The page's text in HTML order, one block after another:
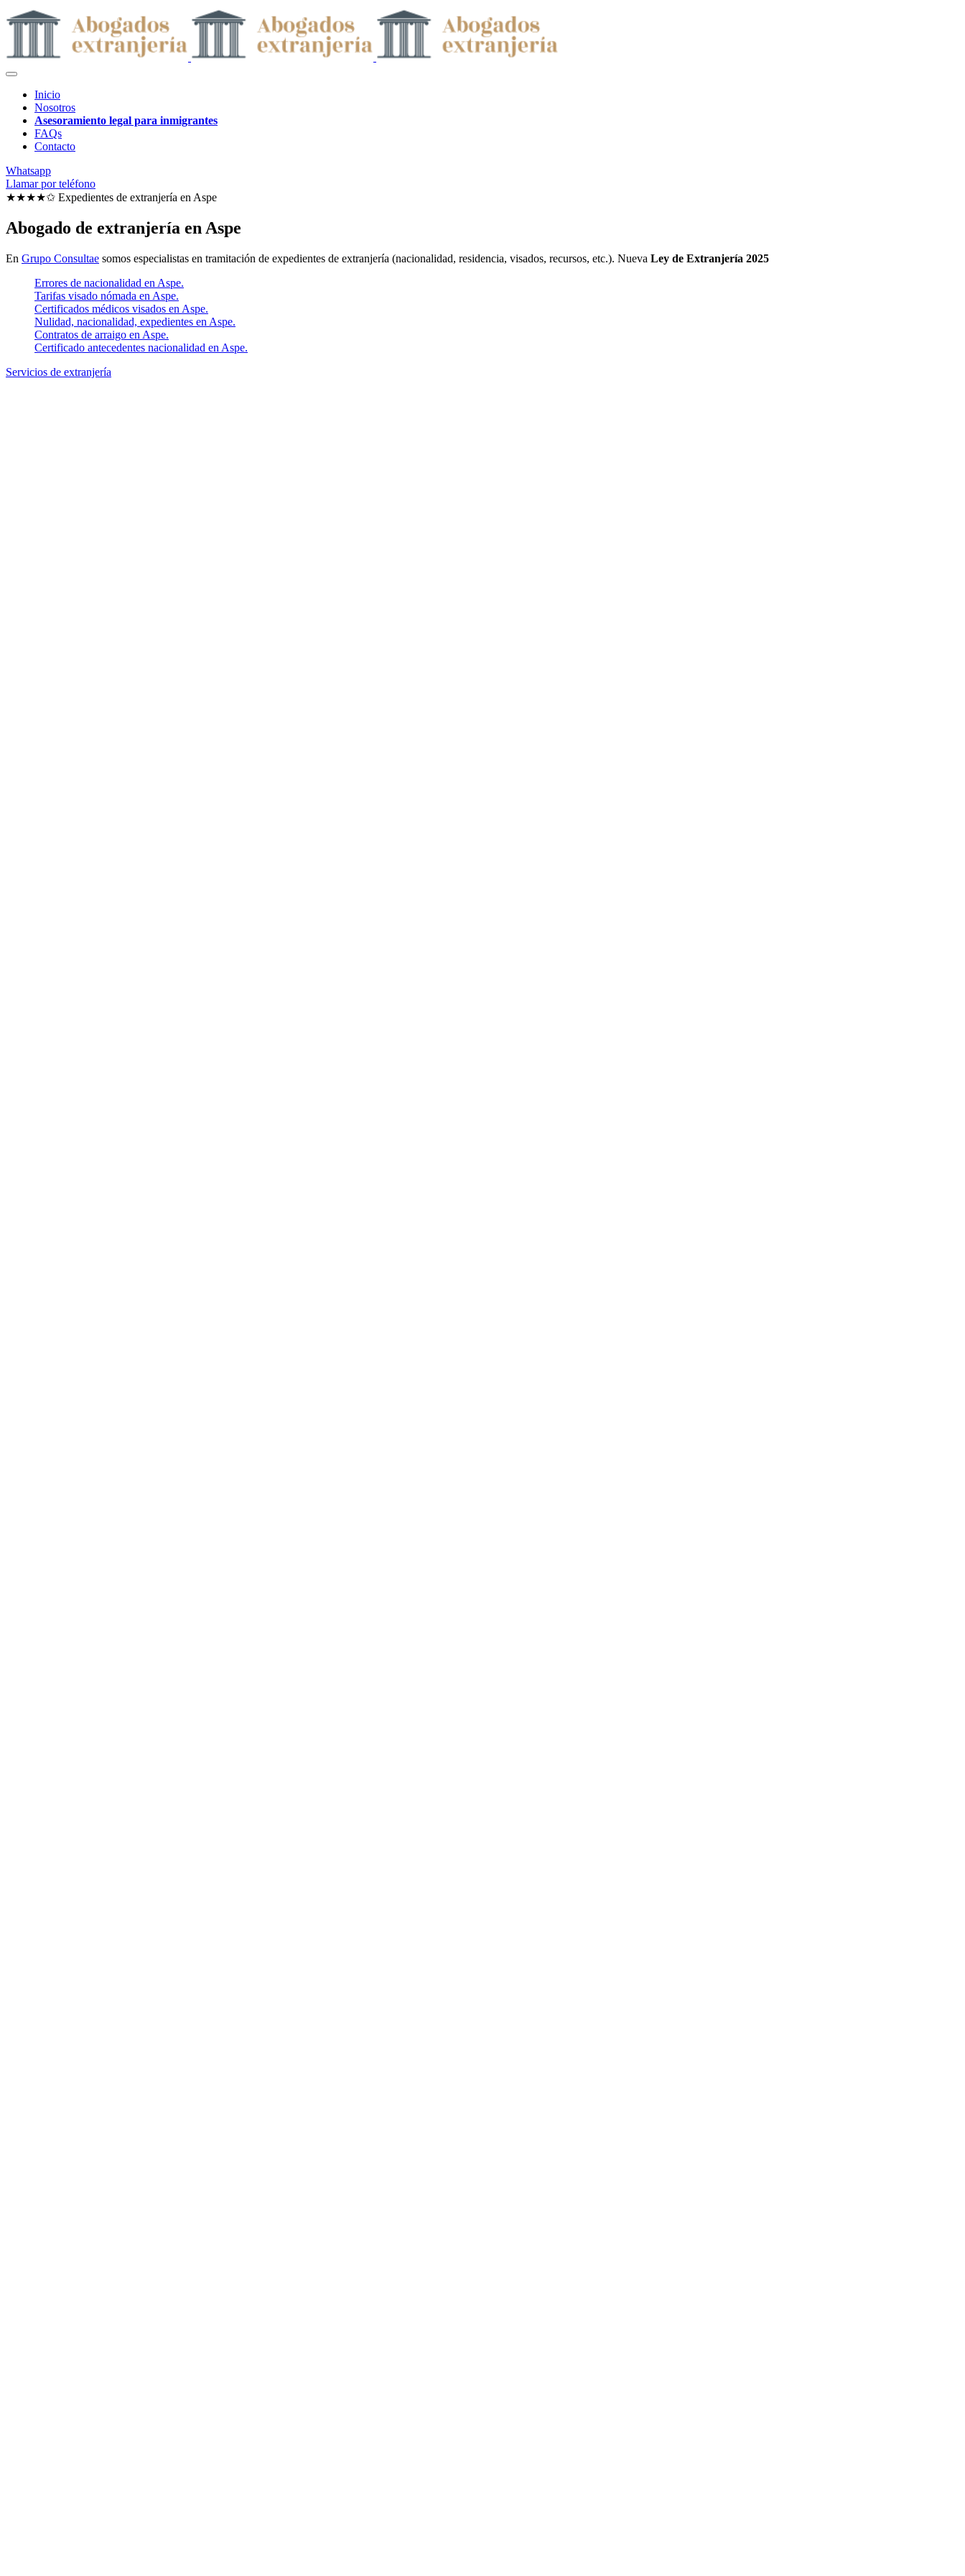
Inicio
Nosotros
Asesoramiento legal para inmigrantes
FAQs
Contacto
Whatsapp
Llamar por teléfono
★★★★✩ Expedientes de extranjería en Aspe
Abogado de extranjería en Aspe
En Grupo Consultae somos especialistas en tramitación de expedientes de extranjería (nacionalidad, residencia, visados, recursos, etc.). Nueva Ley de Extranjería 2025
Errores de nacionalidad en Aspe.
Tarifas visado nómada en Aspe.
Certificados médicos visados en Aspe.
Nulidad, nacionalidad, expedientes en Aspe.
Contratos de arraigo en Aspe.
Certificado antecedentes nacionalidad en Aspe.
Servicios de extranjería